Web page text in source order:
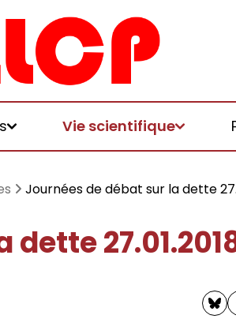
Vie scientifique
Journées de débat sur la dette